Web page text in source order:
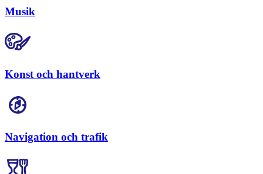
Musik
Konst och hantverk
Navigation och trafik